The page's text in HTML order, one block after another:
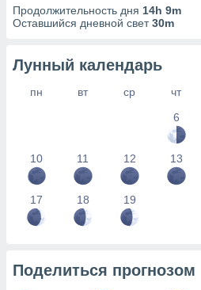
Продолжительность дня 14h 9m
Оставшийся дневной свет30m
Лунный календарь
пн вт ср чт
6
10 11 12 13
17 18 19
Поделиться прогнозом